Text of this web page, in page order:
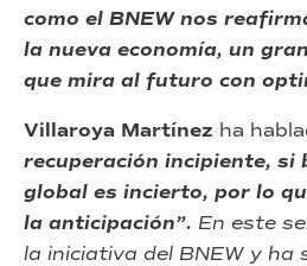
como el BNEW nos
la nueva economía, un
que mira al futuro con
Villaroya Martínez ha
recuperación incipiente, si
global es incierto, por lo
la anticipación”. En este
la iniciativa del BNEW y ha